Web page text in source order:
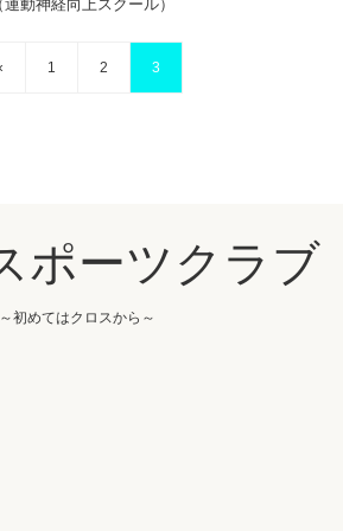
動神経向上スクール）
1 2 3
ポーツクラブ
～初めてはクロスから～